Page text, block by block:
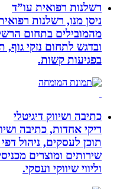
רשלנות רפואית עו”ד
ניסן מנו, רשלנות רפואית,
מהמובילים בתחום הרשלנות
ובדגש לתחום נזקי גוף,
בפגיעות קשות.
כתיבה ושיווק דיגיטלי
ריקי אחדות, כתיבה ושיווק
תוכן לעסקים, ניהול דפי
שירותים ומוצרים מכניסים,
וליווי שיווקי ועסקי.